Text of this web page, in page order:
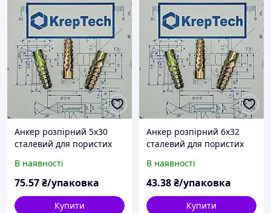
Анкер розпірний 5x30
сталевий для пористих
В наявності
75.57₴/упаковка
Купити
Анкер розпірний 6x32
сталевий для пористих
В наявності
43.38₴/упаковка
Купити